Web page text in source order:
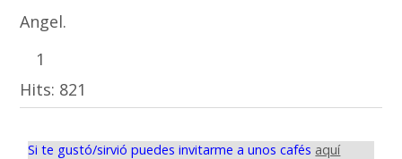
Angel.
1
Hits: 821
Si te gustó/sirvió puedes invitarme a unos cafés aquí